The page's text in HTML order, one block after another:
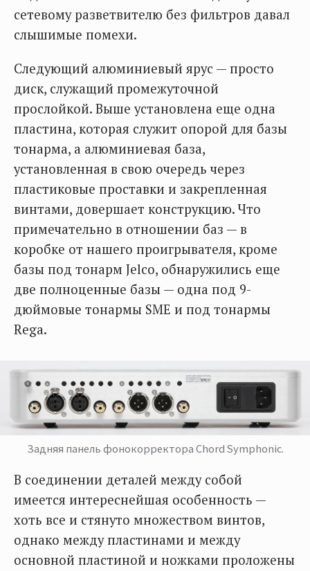
сетевому разветвителю без фильтров давал
слышимые помехи.
Следующий алюминиевый ярус — просто
диск, служащий промежуточной
прослойкой. Выше установлена еще одна
пластина, которая служит опорой для базы
тонарма, а алюминиевая база,
установленная в свою очередь через
пластиковые проставки и закрепленная
винтами, довершает конструкцию. Что
примечательно в отношении баз — в
коробке от нашего проигрывателя, кроме
базы под тонарм Jelco, обнаружились еще
две полноценные базы — одна под 9-
дюймовые тонармы SME и под тонармы
Rega.
Задняя панель фонокорректора Chord Symphonic.
В соединении деталей между собой
имеется интереснейшая особенность —
хоть все и стянуто множеством винтов,
однако между пластинами и между
основной пластиной и ножками проложены